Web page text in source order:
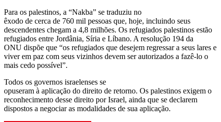
Para os palestinos, a “Nakba” se traduziu no
êxodo de cerca de 760 mil pessoas que, hoje, incluindo seus
descendentes chegam a 4,8 milhões. Os refugiados palestinos estão
refugiados entre Jordânia, Síria e Líbano. A resolução 194 da
ONU dispõe que “os refugiados que desejem regressar a seus lares e
viver em paz com seus vizinhos devem ser autorizados a fazê-lo o
mais cedo possível”.
Todos os governos israelenses se
opuseram à aplicação do direito de retorno. Os palestinos exigem o
reconhecimento desse direito por Israel, ainda que se declarem
dispostos a negociar as modalidades de sua aplicação.